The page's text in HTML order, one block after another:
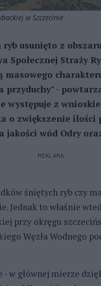
w Szczecinie
usunięto z
Społecznej Straży
masowego
przyduchy" -
występuje z
o zwiększenie ilości
wód Odry
REKLAMA
śniętych ryb czy
Jednak to właśnie
przy okręgu
Węzła Wodnego
w głównej mierze